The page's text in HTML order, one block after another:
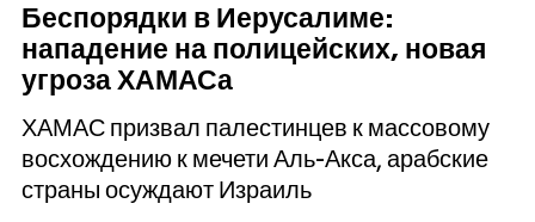
Беспорядки в Иерусалиме:
нападение на полицейских, новая
угроза ХАМАСа
ХАМАС призвал палестинцев к массовому
восхождению к мечети Аль-Акса, арабские
страны осуждают Израиль